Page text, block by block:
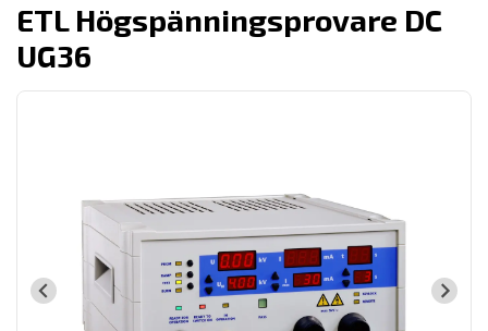
ETL Högspänningsprovare DC
UG36